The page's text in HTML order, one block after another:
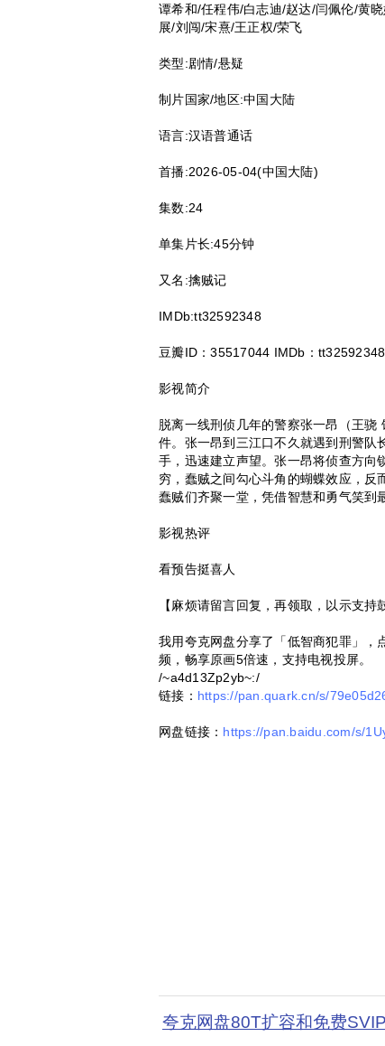
谭希和/任程伟/白志迪/赵达/闫佩伦/黄
展/刘闯/宋熹/王正权/荣飞
类型:剧情/悬疑
制片国家/地区:中国大陆
语言:汉语普通话
首播:2026-05-04(中国大陆)
集数:24
单集片长:45分钟
又名:擒贼记
IMDb:tt32592348
豆瓣ID：35517044 IMDb：tt32592348
影视简介
脱离一线刑侦几年的警察张一昂（王骁
件。张一昂到三江口不久就遇到刑警队
手，迅速建立声望。张一昂将侦查方向
穷，蠢贼之间勾心斗角的蝴蝶效应，反
蠢贼们齐聚一堂，凭借智慧和勇气笑到
影视热评
看预告挺喜人
【麻烦请留言回复，再领取，以示支持
我用夸克网盘分享了「低智商犯罪」，
频，畅享原画5倍速，支持电视投屏。
/~a4d13Zp2yb~:/
链接： https://pan.quark.cn/s/
网盘链接： https://pan.baidu.com/s/
夸克网盘80T扩容和免费